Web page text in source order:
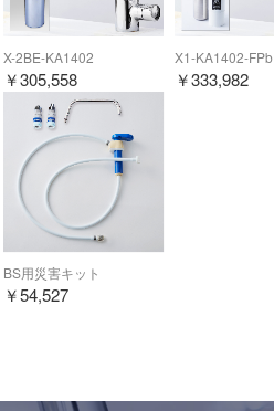
X-2BE-KA1402
￥305,558
X1-KA1402-FPb
￥333,982
BS用災害キット
￥54,527